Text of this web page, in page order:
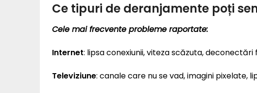
Ce tipuri de deranjamente poți
Cele mai frecvente probleme raportate:
Internet: lipsa conexiunii, viteza scăzuta,
Televiziune: canale care nu se vad, imagini pixelate,